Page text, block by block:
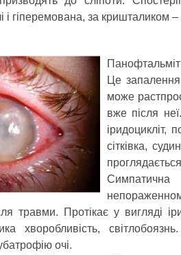
і гіперемована, за кришталиком
Панофтальміт
Це
може
вже після
іридоцикліт,
сітківка,
Симпатична
травми. Протікає у вигляді
хворобливість,
очі.